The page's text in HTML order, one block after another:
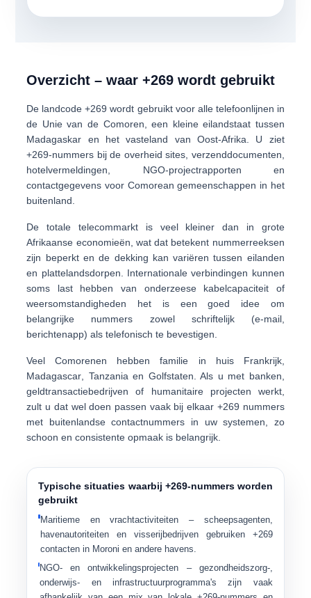
Overzicht – waar +269 wordt gebruikt
De landcode+269 wordt gebruikt voor alle telefoonlijnen in
de Unie van de Comoren , een kleine eilandstaat tussen
Madagaskar en het vasteland van Oost-Afrika. U ziet
+269-nummers bij de overheid sites, verzenddocumenten,
hotelvermeldingen, NGO-projectrapporten en
contactgegevens voor Comorean gemeenschappen in het
buitenland.
De totale telecommarkt is veel kleiner dan in grote
Afrikaanse economieën, wat dat betekent nummerreeksen
zijn beperkten de dekking kan variëren tussen eilanden
en plattelandsdorpen. Internationale verbindingen kunnen
soms last hebben van onderzeese kabelcapaciteit of
weersomstandigheden het is een goed idee om
belangrijke nummers zowel schriftelijk (e-mail,
berichtenapp) als telefonisch te bevestigen.
Veel Comorenen hebben familie in huis Frankrijk,
Madagascar
Tanzania en Golfstaten. Als u met banken,
geldtransactiebedrijven of humanitaire projecten werkt,
zult u dat wel doen passen vaak bij elkaar +269 nummers
met buitenlandse contactnummers in uw systemen, zo
schoon en consistente opmaak is belangrijk.
Typische situaties waarbij +269-nummers worden
gebruikt
Maritieme en vrachtactiviteiten – scheepsagenten,
havenautoriteiten en visserijbedrijven gebruiken +269
contacten in Moroni en andere havens.
NGO- en ontwikkelingsprojecten – gezondheidszorg-,
onderwijs- en infrastructuurprogramma's zijn vaak